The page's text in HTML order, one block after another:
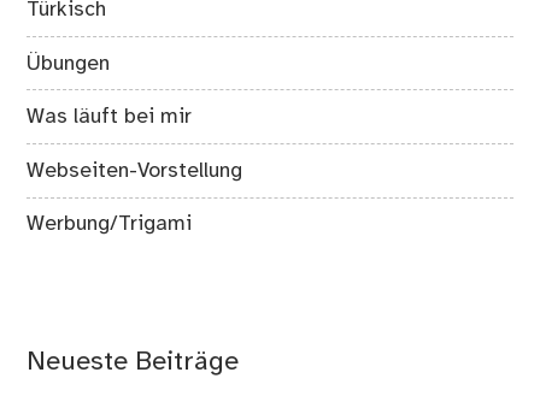
Türkisch
Übungen
Was läuft bei mir
Webseiten-Vorstellung
Werbung/Trigami
Neueste Beiträge